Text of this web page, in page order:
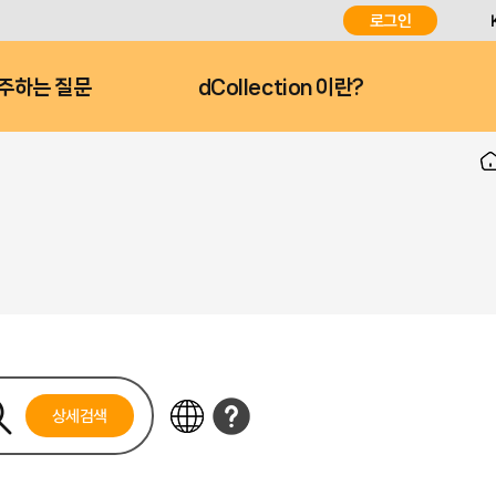
로그인
하는 질문 dCollection 이란?
상세검색